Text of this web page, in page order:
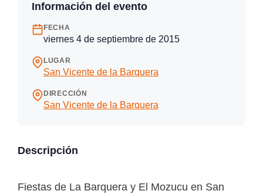
Información del evento
FECHA
viernes 4 de septiembre de 2015
LUGAR
San Vicente de la Barquera
DIRECCIÓN
San Vicente de la Barquera
Descripción
Fiestas de La Barquera y El Mozucu en San